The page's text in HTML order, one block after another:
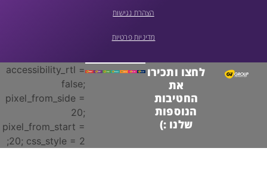
הצהרת נגישות
מדיניות פרטיות
לחצו ותכירו
החטיבות
הנוספות
שלנו :)
accessibility_rtl =
pixel_from_side =
pixel_from_start =
20; css_style = 2;